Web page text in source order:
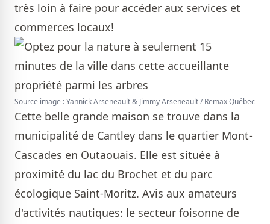
très loin à faire pour accéder aux services et
commerces locaux!
Source image : Yannick Arseneault & Jimmy Arseneault / Remax Québec
Cette belle grande maison se trouve dans la
municipalité de Cantley dans le quartier Mont-
Cascades en Outaouais. Elle est située à
proximité du lac du Brochet et du parc
écologique Saint-Moritz. Avis aux amateurs
d'activités nautiques: le secteur foisonne de